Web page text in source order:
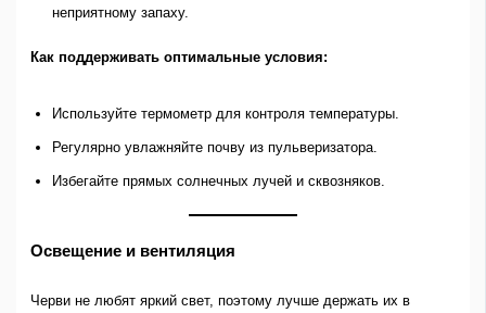
неприятному запаху.
Как поддерживать оптимальные условия:
Используйте термометр для контроля температуры.
Регулярно увлажняйте почву из пульверизатора.
Избегайте прямых солнечных лучей и сквозняков.
Освещение и вентиляция
Черви не любят яркий свет, поэтому лучше держать их в